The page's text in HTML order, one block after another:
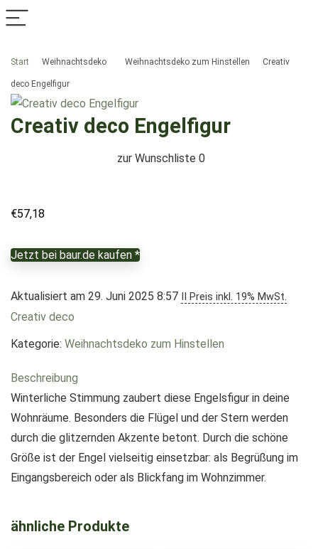
Start Weihnachtsdeko Weihnachtsdeko zum Hinstellen Creativ
deco Engelfigur
Creativ deco Engelfigur
zur Wunschliste 0
€57,18
Jetzt bei baur.de kaufen *
Aktualisiert am 29. Juni 2025 8:57 II Preis inkl. 19% MwSt.
Creativ deco
Kategorie: Weihnachtsdeko zum Hinstellen
Beschreibung
Winterliche Stimmung zaubert diese Engelsfigur in deine
Wohnräume. Besonders die Flügel und der Stern werden
durch die glitzernden Akzente betont. Durch die schöne
Größe ist der Engel vielseitig einsetzbar: als Begrüßung im
Eingangsbereich oder als Blickfang im Wohnzimmer.
ähnliche Produkte